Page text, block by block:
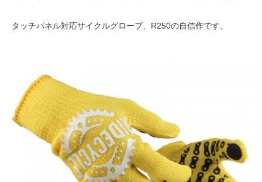
タッチパネル対応サイクルグローブ、R250の自信作です。